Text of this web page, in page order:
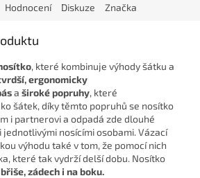
Hodnocení Diskuze Značka
, které kombinuje výhody šátku a
ergonomicky
a široké popruhy, které
šátek, díky těmto popruhů se nosítko
i partnerovi a odpadá zde dlouhé
nosícími osobami. Vázací
výhodu také v tom, že pomocí nich
které tak vydrží delší dobu. Nosítko
zádech i na boku.